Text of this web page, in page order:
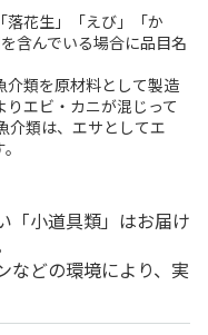
落花生」「えび」「か
含んでいる場合に品目名
類を原材料として製造
エビ・カニが混じって
介類は、エサとしてエ
「小道具類」はお届け
などの環境により、実